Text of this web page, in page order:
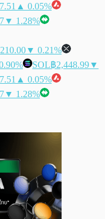
▲ 0.05%
▼ 1.28%
▼ 0.21%
SOL฿2,448.99▼
▲ 0.05%
▼ 1.28%